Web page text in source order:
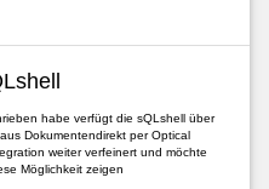
habe verfügt die sQLshell über
Dokumentendirekt per Optical
weiter verfeinert und möchte
Möglichkeit zeigen